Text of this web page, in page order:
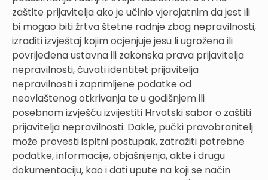
zaštite prijavitelja ako je učinio vjerojatnim da jest ili
bi mogao biti žrtva štetne radnje zbog nepravilnosti,
izraditi izvještaj kojim ocjenjuje jesu li ugrožena ili
povrijeđena ustavna ili zakonska prava prijavitelja
nepravilnosti, čuvati identitet prijavitelja
nepravilnosti i zaprimljene podatke od
neovlaštenog otkrivanja te u godišnjem ili
posebnom izvješću izvijestiti Hrvatski sabor o zaštiti
prijavitelja nepravilnosti. Dakle, pučki pravobranitelj
može provesti ispitni postupak, zatražiti potrebne
podatke, informacije, objašnjenja, akte i drugu
dokumentaciju, kao i dati upute na koji se način